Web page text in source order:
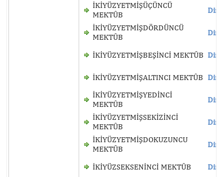
İKİYÜZYETMİŞÜÇÜNCÜ
MEKTÛB
İKİYÜZYETMİŞDÖRDÜNCÜ
MEKTÛB
İKİYÜZYETMİŞBEŞİNCİ MEKTÛB
İKİYÜZYETMİŞALTINCI MEKTÛB
İKİYÜZYETMİŞYEDİNCİ
MEKTÛB
İKİYÜZYETMİŞSEKİZİNCİ
MEKTÛB
İKİYÜZYETMİŞDOKUZUNCU
MEKTÛB
İKİYÜZSEKSENİNCİ MEKTÛB